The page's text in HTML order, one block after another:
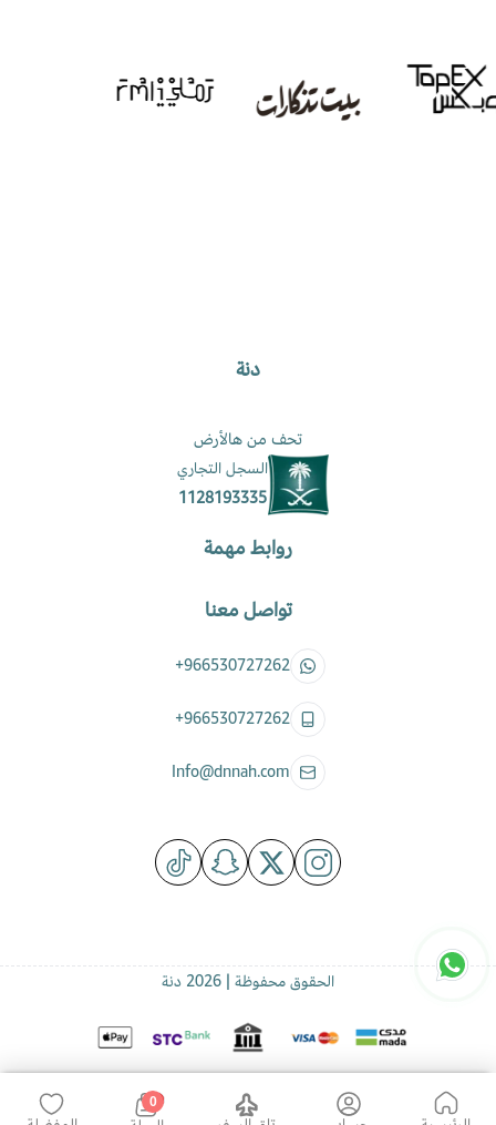
دنة
تحف من هالأرض
السجل التجاري
1128193335
روابط مهمة
تواصل معنا
+966530727262
+966530727262
Info@dnnah.com
الحقوق محفوظة | 2026 دنة
0